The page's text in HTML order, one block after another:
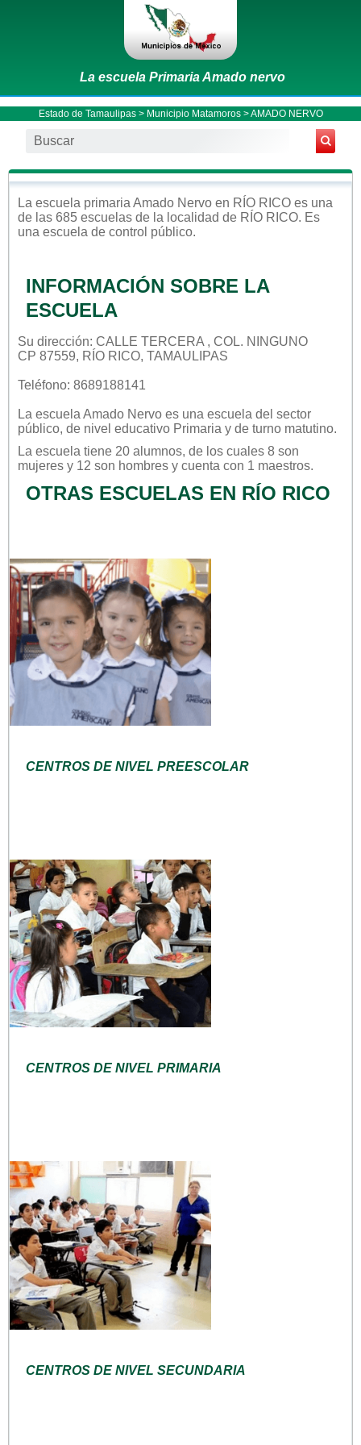
La escuela Primaria Amado nervo
Estado de Tamaulipas> Municipio Matamoros> AMADO NERVO
La escuela primaria Amado Nervo en RÍO RICO es una
de las 685 escuelas de la localidad de RÍO RICO. Es
una escuela de control público.
INFORMACIÓN SOBRE LA
ESCUELA
Su dirección: CALLE TERCERA , COL. NINGUNO
CP 87559, RÍO RICO, TAMAULIPAS
Teléfono: 8689188141
La escuela Amado Nervo es una escuela del sector
público, de nivel educativo Primaria y de turno matutino.
La escuela tiene 20 alumnos, de los cuales 8 son
mujeres y 12 son hombres y cuenta con 1 maestros.
OTRAS ESCUELAS EN RÍO RICO
CENTROS DE NIVEL PREESCOLAR
CENTROS DE NIVEL PRIMARIA
CENTROS DE NIVEL SECUNDARIA